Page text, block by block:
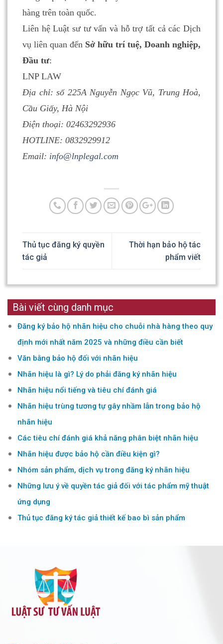
hàng trên toàn quốc.
Liên hệ Luật sư tư vấn và hỗ trợ tất cả các Dịch
vụ liên quan đến Sở hữu trí tuệ, Doanh nghiệp,
Đầu tư:
LNP LAW
Địa chỉ: số 225A Nguyễn Ngọc Vũ, Trung Hoà,
Cầu Giấy, Hà Nội
Điện thoại: 02463292936
HOTLINE: 0832929912
Email: info@lnplegal.com
Thủ tục đăng ký quyền
tác giả
Thời hạn bảo hộ tác
phẩm viết
Bài viết cùng danh mục
Đăng ký bảo hộ nhãn hiệu cho chuỗi nhà hàng theo quy
định mới nhất năm 2025 và những điều cần biết
Văn bằng bảo hộ đối với nhãn hiệu
Nhãn hiệu là gì? Lý do phải đăng ký nhãn hiệu
Nhãn hiệu nổi tiếng và tiêu chí đánh giá
Nhãn hiệu trùng tương tự gây nhầm lẫn trong bảo hộ
nhãn hiệu
Các tiêu chí đánh giá khả năng phân biệt nhãn hiệu
Nhãn hiệu được bảo hộ cần điều kiện gì?
Nhóm sản phẩm, dịch vụ trong đăng ký nhãn hiệu
Những lưu ý về quyền tác giả đối với tác phẩm mỹ thuật
ứng dụng
Thủ tục đăng ký tác giả thiết kế bao bì sản phẩm